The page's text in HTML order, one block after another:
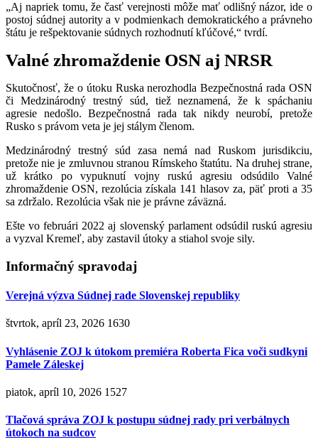
„Aj napriek tomu, že časť verejnosti môže mať odlišný názor, ide o
postoj súdnej autority a v podmienkach demokratického a právneho
štátu je rešpektovanie súdnych rozhodnutí kľúčové,“ tvrdí.
Valné zhromaždenie OSN aj NRSR
Skutočnosť, že o útoku Ruska nerozhodla Bezpečnostná rada OSN
či Medzinárodný trestný súd, tiež neznamená, že k spáchaniu
agresie nedošlo. Bezpečnostná rada tak nikdy neurobí, pretože
Rusko s právom veta je jej stálym členom.
Medzinárodný trestný súd zasa nemá nad Ruskom jurisdikciu,
pretože nie je zmluvnou stranou Rímskeho štatútu. Na druhej strane,
už krátko po vypuknutí vojny ruskú agresiu odsúdilo Valné
zhromaždenie OSN, rezolúcia získala 141 hlasov za, päť proti a 35
sa zdržalo. Rezolúcia však nie je právne záväzná.
Ešte vo februári 2022 aj slovenský parlament odsúdil ruskú agresiu
a vyzval Kremeľ, aby zastavil útoky a stiahol svoje sily.
Informačný spravodaj
Verejná výzva Súdnej rade Slovenskej republiky
štvrtok, apríl 23, 2026 1630
Vyhlásenie ZOJ k útokom premiéra Roberta Fica voči sudkyni
Pamele Záleskej
piatok, apríl 10, 2026 1527
Tlačová správa ZOJ k postupu súdnej rady pri verbálnych
útokoch na sudcov